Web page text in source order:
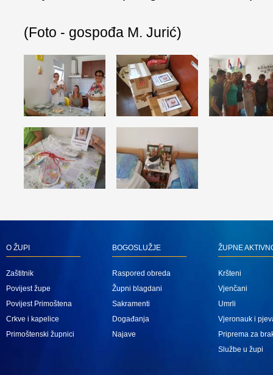
(Foto - gospođa M. Jurić)
O ŽUPI
Zaštitnik
Povijest župe
Povijest Primoštena
Crkve i kapelice
Primoštenski župnici
BOGOSLUŽJE
Raspored obreda
Župni blagdani
Sakramenti
Događanja
Najave
ŽUPNE
Kršteni
Vjenčani
Umrli
Vjeronauk i
Priprema za
Službe u župi